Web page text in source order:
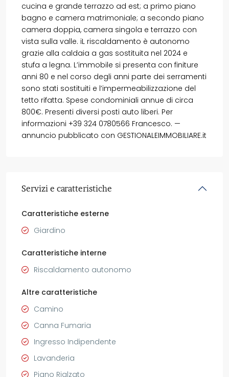
cucina e grande terrazzo ad est; a primo piano
bagno e camera matrimoniale; a secondo piano
camera doppia, camera singola e terrazzo con
vista sulla valle. iL riscaldamento è autonomo
grazie alla caldaia a gas sostituita nel 2024 e
stufa a legna. L’immobile si presenta con finiture
anni 80 e nel corso degli anni parte dei serramenti
sono stati sostituiti e l’impermeabilizzazione del
tetto rifatta. Spese condominiali annue di circa
800€. Presenti diversi posti auto liberi. Per
informazioni +39 324 0780566 Francesco. —
annuncio pubblicato con GESTIONALEIMMOBILIARE.it
Servizi e caratteristiche
Caratteristiche esterne
Giardino
Caratteristiche interne
Riscaldamento autonomo
Altre caratteristiche
Camino
Canna Fumaria
Ingresso Indipendente
Lavanderia
Piano Rialzato